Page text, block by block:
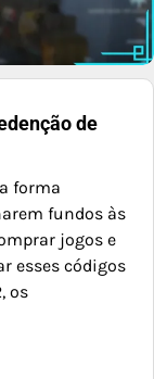
de
forma
fundos às
jogos e
esses códigos
os